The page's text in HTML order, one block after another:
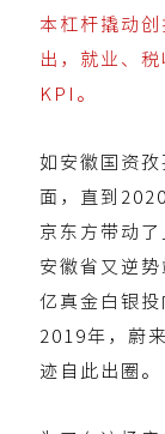
本杠杆撬动
出，就业、
KPI。
如安徽国资
面，直到
京东方带动
安徽省又逆
亿真金白银投
2019年，蔚
迹自此出圈。